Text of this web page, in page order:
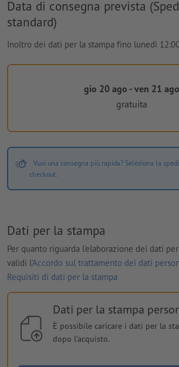
Data di consegna prevista
standard)
Inoltro dei dati per la stampa fino lunedì
gio 20 ago - ven 21 ago
gratuita
Vuoi una consegna più rapida? Seleziona la
checkout.
Dati per la stampa
Per quanto riguarda l'elaborazione dei dati
validi l'Accordo sul trattamento dei dati
Requisiti di dati per la stampa
Dati per la stampa
È possibile caricare i dati per la
dopo l'acquisto.